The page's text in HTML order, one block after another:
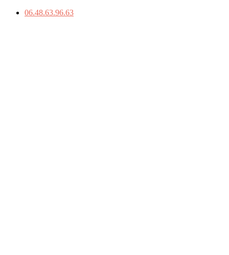
06.48.63.96.63